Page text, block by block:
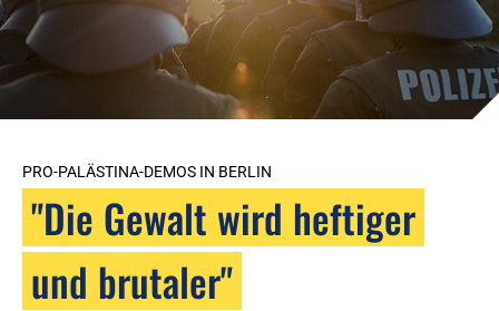
PRO-PALÄSTINA-DEMOS IN BERLIN
"Die Gewalt wird heftiger
und brutaler"